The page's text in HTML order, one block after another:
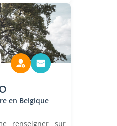
en Belgique
renseigner sur